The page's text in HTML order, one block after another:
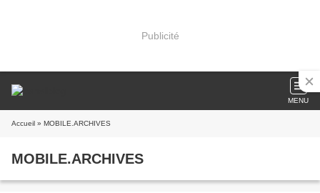
Publicité
MENU
Accueil » MOBILE.ARCHIVES
MOBILE.ARCHIVES